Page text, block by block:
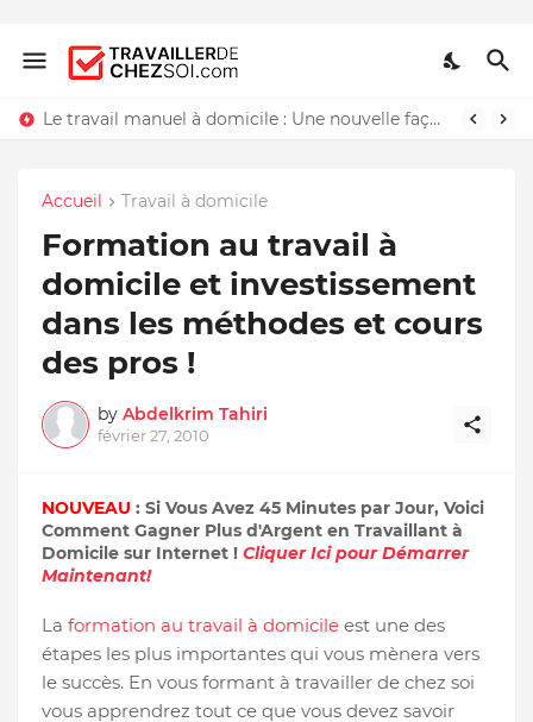
Le travail manuel à domicile : Une nouvelle façon de travailler chez soi
Accueil Travail à domicile
Formation au travail à
domicile et investissement
dans les méthodes et cours
des pros !
by Abdelkrim Tahiri
février 27, 2010
NOUVEAU : Si Vous Avez 45 Minutes par Jour, Voici
Comment Gagner Plus d'Argent en Travaillant à
Domicile sur Internet ! Cliquer Ici pour Démarrer
Maintenant!
La formation au travail à domicile est une des
étapes les plus importantes qui vous mènera vers
le succès. En vous formant à travailler de chez soi
vous apprendrez tout ce que vous devez savoir